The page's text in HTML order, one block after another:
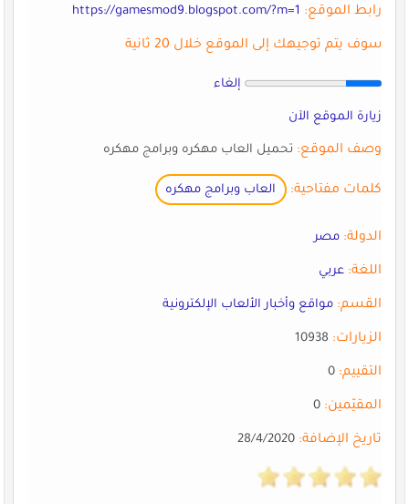
رابط الموقع: https://gamesmod9.blogspot.com/?m=1
سوف يتم توجيهك إلى الموقع خلال 20 ثانية
إلغاء
زيارة الموقع الآن
وصف الموقع:تحميل العاب مهكره وبرامج مهكره
كلمات مفتاحية: العاب وبرامج مهكره
الدولة: مصر
اللغة: عربي
القسم: مواقع وأخبار الألعاب الإلكترونية
الزيارات:10938
التقييم:0
المقيّمين:0
تاريخ الإضافة:28/4/2020